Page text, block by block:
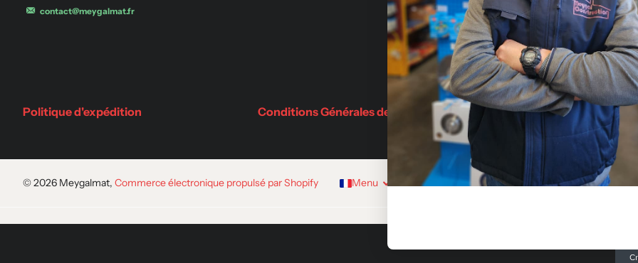
contact@meygalmat.fr
Partenaires
Politique d'expédition Conditions Générales de Vente
©2026 Meygalmat, Commerce électronique propulsé par Shopify Menu